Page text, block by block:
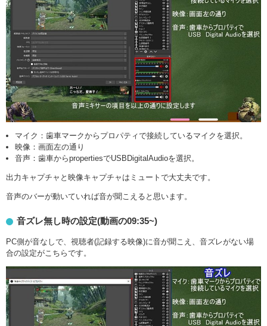
マイク：歯車マークからプロパティで接続しているマイクを選択。
映像：画面左の通り
音声：歯車からpropertiesでUSBDigitalAudioを選択。
出力キャプチャと映像キャプチャはミュートで大丈夫です。
音声のバーが動いていれば音が聞こえると思います。
音ズレ無し時の設定(動画の09:35~)
PC側が音なしで、視聴者(記録する映像)に音が聞こえ、音ズレがない場
合の設定がこちらです。